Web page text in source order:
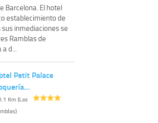
Barcelona. El hotel
establecimiento de
inmediaciones se
Ramblas de
d...
Petit Palace
Km (Las